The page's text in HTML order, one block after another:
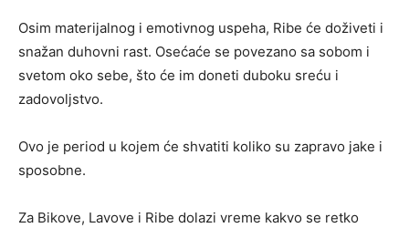
Osim materijalnog i emotivnog uspeha, Ribe će doživeti i
snažan duhovni rast. Osećaće se povezano sa sobom i
svetom oko sebe, što će im doneti duboku sreću i
zadovoljstvo.
Ovo je period u kojem će shvatiti koliko su zapravo jake i
sposobne.
Za Bikove, Lavove i Ribe dolazi vreme kakvo se retko